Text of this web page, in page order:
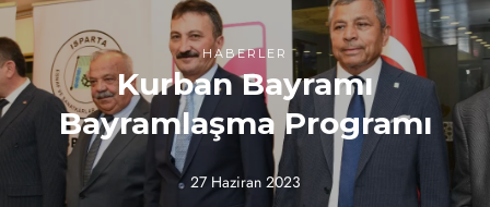
HABERLER
Kurban Bayramı
Bayramlaşma Programı
27 Haziran 2023